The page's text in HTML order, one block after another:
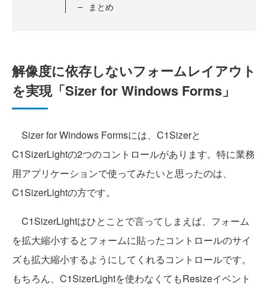
まとめ
解像度に依存しないフォームレイアウト
を実現「Sizer for Windows Forms」
Sizer for Windows Formsには、C1Sizerと
C1SizerLightの2つのコントロールがあります。特に業務
用アプリケーションで使ってみたいと思ったのは、
C1SizerLightの方です。
C1SizerLightはひとことで言ってしまえば、フォーム
を拡大縮小するとフォームに貼ったコントロールのサイ
ズも拡大縮小するようにしてくれるコントロールです。
もちろん、C1SizerLightを使わなくてもResizeイベント